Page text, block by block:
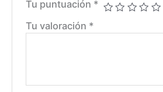
Tu puntuación *
Tu valoración *